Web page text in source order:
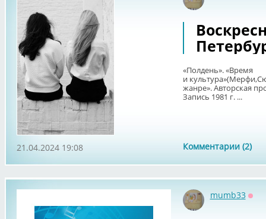
«Полдень». «Время
и
жанре». Авторская
Запись 1981 г. ...
Комментарии (2)
21.04.2024 19:08
mumb33